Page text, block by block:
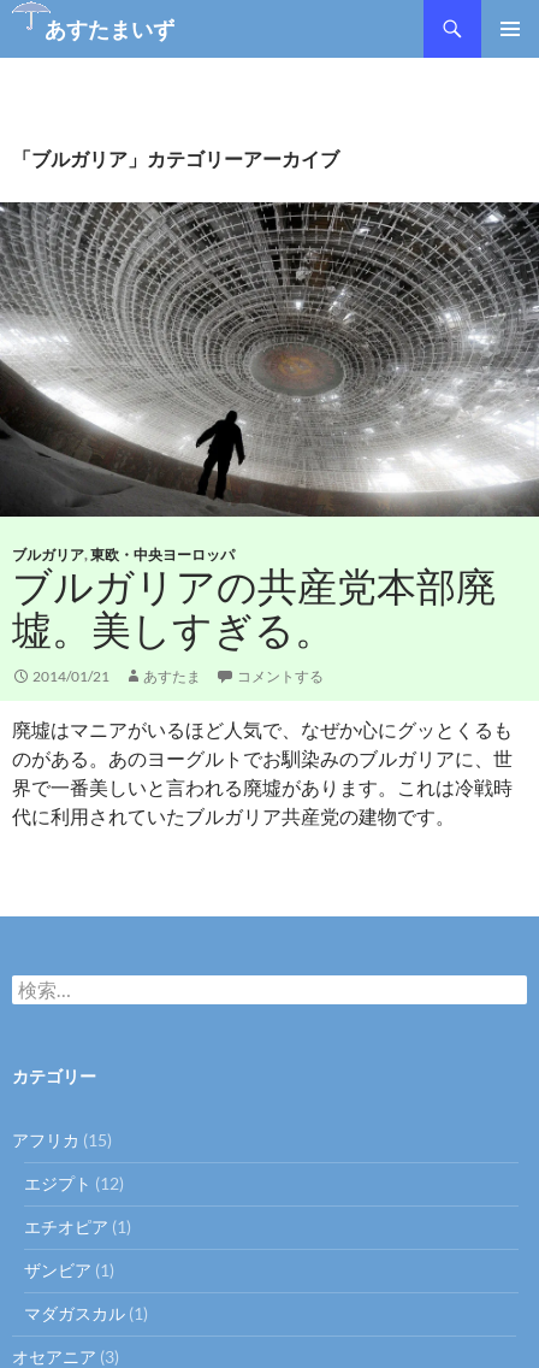
あすたまいず
ツ
ス
キ
ッ
プ
「ブルガリア」カテゴリーアーカイブ
ブルガリア,東欧・中央ヨーロッパ
ブルガリアの共産党本部廃
墟。美しすぎる。
2014/01/21 あすたま コメントする
廃墟はマニアがいるほど人気で、なぜか心にグッとくるも
のがある。あのヨーグルトでお馴染みのブルガリアに、世
界で一番美しいと言われる廃墟があります。これは冷戦時
代に利用されていたブルガリア共産党の建物です。
検
索
カテゴリー
アフリカ (15)
エジプト (12)
エチオピア (1)
ザンビア (1)
マダガスカル (1)
オセアニア (3)